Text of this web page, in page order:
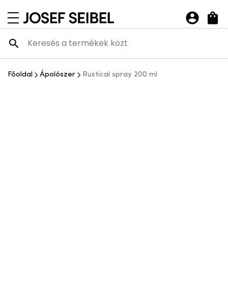
navigációs menü megnyitása
Josef Seibel Webshop
Főoldal Ápolószer Rustical spray 200 ml